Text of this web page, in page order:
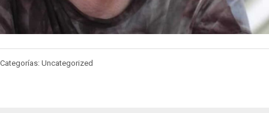
Categorías: Uncategorized